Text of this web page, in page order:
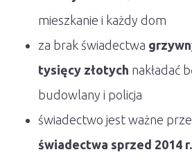
mieszkanie i każdy dom
za brak świadectwa
tysięcy złotych nakładać
budowlany i policja
świadectwo jest ważne
świadectwa sprzed 2014